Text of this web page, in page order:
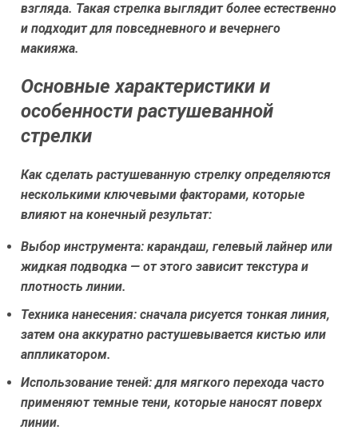
взгляда. Такая стрелка выглядит более естественно
и подходит для повседневного и вечернего
макияжа.
Основные характеристики и
особенности растушеванной
стрелки
Как сделать растушеванную стрелку определяются
несколькими ключевыми факторами, которые
влияют на конечный результат:
Выбор инструмента: карандаш, гелевый лайнер или
жидкая подводка — от этого зависит текстура и
плотность линии.
Техника нанесения: сначала рисуется тонкая линия,
затем она аккуратно растушевывается кистью или
аппликатором.
Использование теней:для мягкого перехода часто
применяют темные тени, которые наносят поверх
линии.